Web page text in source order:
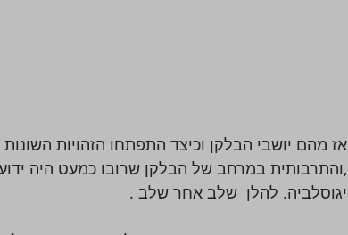
אז מהם יושבי הבלקן וכיצד התפתחו הזהויות
יגוסלביה. להלן  שלב אחר שלב .